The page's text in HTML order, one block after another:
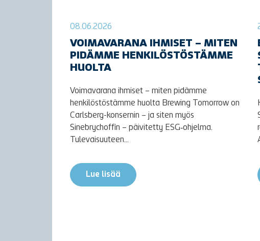
08.06.2026
VOIMAVARANA IHMISET – MITEN
PIDÄMME HENKILÖSTÖSTÄMME
HUOLTA
Voimavarana ihmiset – miten pidämme
henkilöstöstämme huolta Brewing Tomorrow on
Carlsberg-konsernin – ja siten myös
Sinebrychoffin – päivitetty ESG‑ohjelma.
Tulevaisuuteen...
Lue lisää